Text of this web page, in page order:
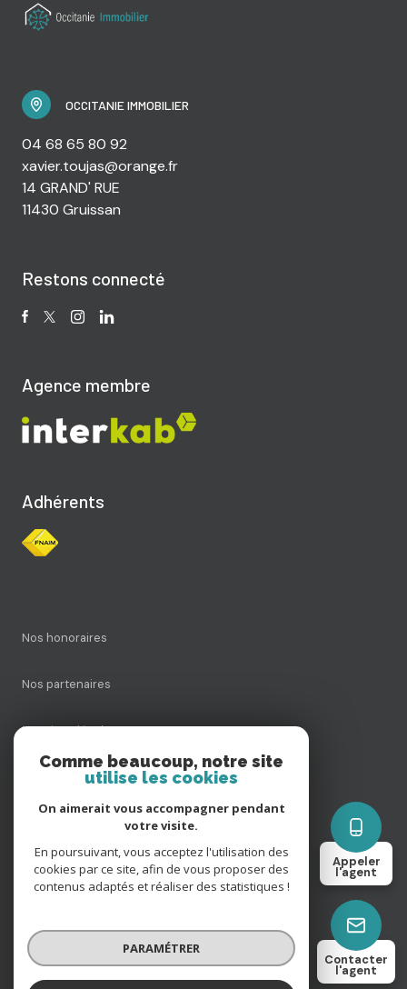
Appeler
l'agent
Contacter
l'agent
OCCITANIE IMMOBILIER
04 68 65 80 92
xavier.toujas@orange.fr
14 GRAND' RUE
11430 Gruissan
Restons connecté
Agence membre
Adhérents
Nos honoraires
Nos partenaires
Mentions légales
Cookies
© 2026 | Tous droits réservés
Comme beaucoup, notre site
utilise les cookies
On aimerait vous accompagner pendant
votre visite.
En poursuivant, vous acceptez l'utilisation des
cookies par ce site, afin de vous proposer des
contenus adaptés et réaliser des statistiques !
PARAMÉTRER